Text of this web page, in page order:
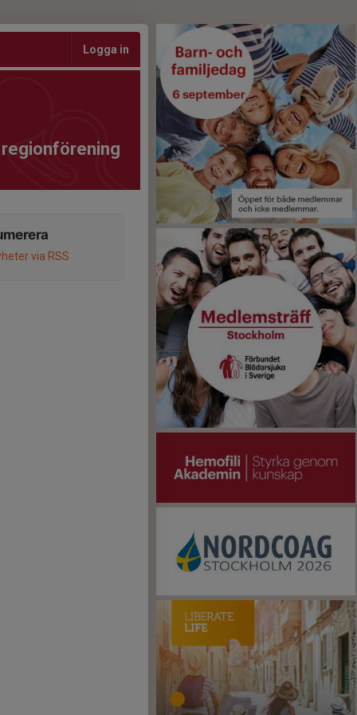
Logga in
via RSS